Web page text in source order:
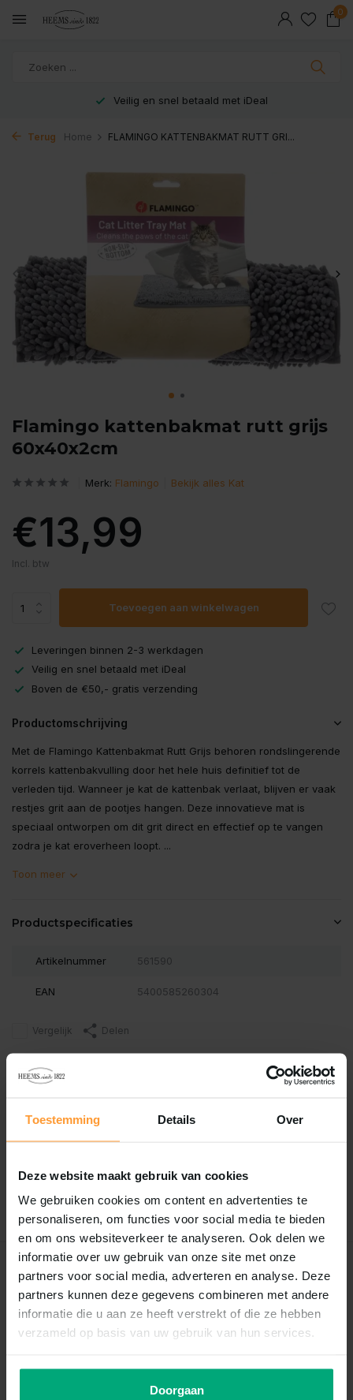
Toestemming Details Over
Deze website maakt gebruik van cookies
We gebruiken cookies om content en advertenties te
personaliseren, om functies voor social media te bieden
en om ons websiteverkeer te analyseren. Ook delen we
informatie over uw gebruik van onze site met onze
partners voor social media, adverteren en analyse. Deze
partners kunnen deze gegevens combineren met andere
informatie die u aan ze heeft verstrekt of die ze hebben
verzameld op basis van uw gebruik van hun services.
Doorgaan
0
Veilig en snel betaald met iDeal
Terug Home FLAMINGO KATTENBAKMAT RUTT GRI...
Flamingo kattenbakmat rutt grijs
60x40x2cm
Merk: Flamingo Bekijk alles Kat
€13,99
Incl. btw
Toevoegen aan winkelwagen
Leveringen binnen 2-3 werkdagen
Veilig en snel betaald met iDeal
Boven de €50,- gratis verzending
Productomschrijving
Met de Flamingo Kattenbakmat Rutt Grijs behoren rondslingerende
korrels kattenbakvulling door het hele huis definitief tot de
verleden tijd. Wanneer je kat de kattenbak verlaat, blijven er vaak
restjes grit aan de pootjes hangen. Deze innovatieve mat is
speciaal ontworpen om dit grit direct en effectief op te vangen
zodra je kat eroverheen loopt. ...
Toon meer
Productspecificaties
Artikelnummer 561590
EAN 5400585260304
Vergelijk Delen
0/5 Based on 0 reviews
Schrijf je eigen review
Recent bekeken